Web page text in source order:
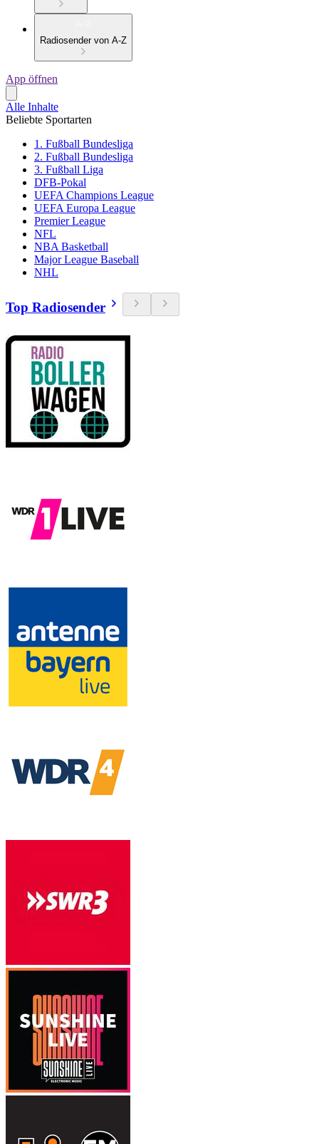
Radiosender von A-Z
App öffnen
Alle Inhalte
Beliebte Sportarten
1. Fußball Bundesliga
2. Fußball Bundesliga
3. Fußball Liga
DFB-Pokal
UEFA Champions League
UEFA Europa League
Premier League
NFL
NBA Basketball
Major League Baseball
NHL
Top Radiosender